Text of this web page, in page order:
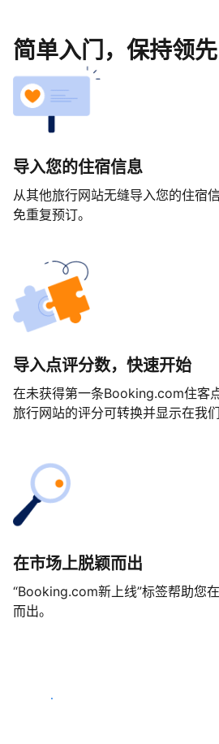
简单入门，保持领先
导入您的住宿信息
从其他旅行网站无缝导入您的住宿
免重复预订。
导入点评分数，快速开始
在未获得第一条Booking.com住客
旅行网站的评分可转换并显示在我
在市场上脱颖而出
“Booking.com新上线”标签帮助您
而出。
马上开始